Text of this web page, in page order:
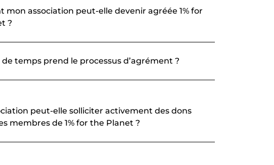
mon association peut-elle devenir agréée 1% for
?
temps prend le processus d’agrément ?
peut-elle solliciter activement des dons
membres de 1% for the Planet ?